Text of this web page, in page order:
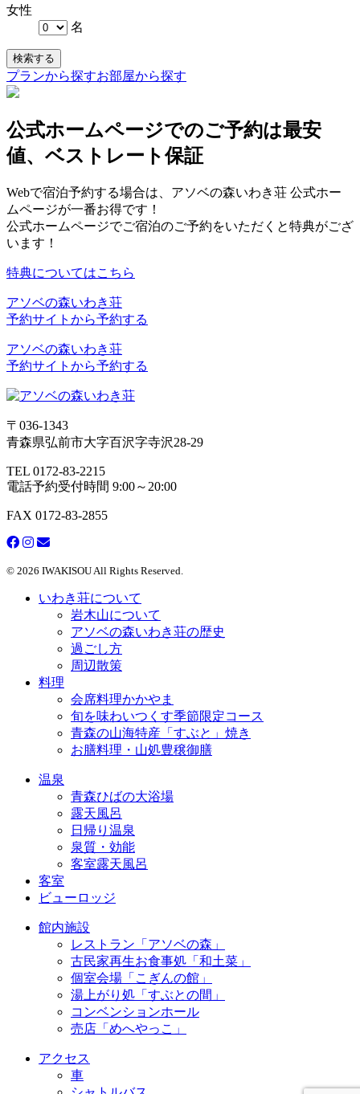
女性
名
検索する
プランから探すお部屋から探す
公式ホームページでのご予約は最安
値、ベストレート保証
Webで宿泊予約する場合は、アソベの森いわき荘 公式ホー
ムページが一番お得です！
公式ホームページでご宿泊のご予約をいただくと特典がござ
います！
特典についてはこちら
アソベの森いわき荘
予約サイトから予約する
アソベの森いわき荘
予約サイトから予約する
〒036-1343
青森県弘前市大字百沢字寺沢28-29
TEL 0172-83-2215
電話予約受付時間 9:00～20:00
FAX 0172-83-2855
© 2026 IWAKISOU All Rights Reserved.
いわき荘について
岩木山について
アソベの森いわき荘の歴史
過ごし方
周辺散策
料理
会席料理かかやま
旬を味わいつくす季節限定コース
青森の山海特産「すぶと」焼き
お膳料理・山処豊穣御膳
温泉
青森ひばの大浴場
露天風呂
日帰り温泉
泉質・効能
客室露天風呂
客室
ビューロッジ
館内施設
レストラン「アソベの森」
古民家再生お食事処「和土菜」
個室会場「こぎんの館」
湯上がり処「すぶとの間」
コンベンションホール
売店「めへやっこ」
アクセス
車